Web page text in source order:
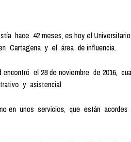
hace 42 meses, es hoy el
Cartagena y el área de influencia.
encontró el 28 de noviembre de 2016,
y asistencial.
unos servicios, que están acordes